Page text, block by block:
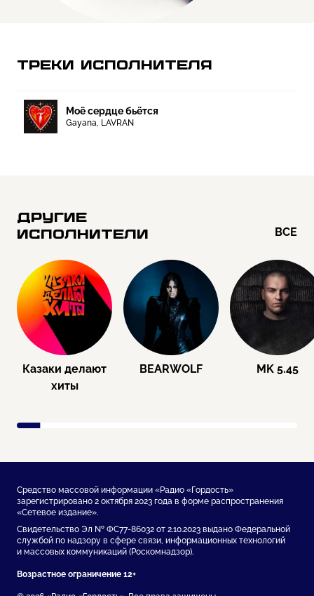
ТРЕКИ ИСПОЛНИТЕЛЯ
Моё сердце бьётся
Gayana, LAVRAN
ДРУГИЕ
ИСПОЛНИТЕЛИ
ВСЕ
Казаки делают
хиты
BEARWOLF MK 5.45
Средство массовой информации «Радио «Гордость»
зарегистрировано 2 октября 2023 года в форме распространения
«Сетевое издание».
Свидетельство Эл № ФС77-86032 от 2.10.2023 выдано Федеральной
службой по надзору в сфере связи, информационных технологий
и массовых коммуникаций (Роскомнадзор).
Возрастное ограничение 12+